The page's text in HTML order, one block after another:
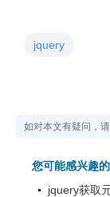
jquery
如对本文有疑问，
您可能感兴趣
jquery获取